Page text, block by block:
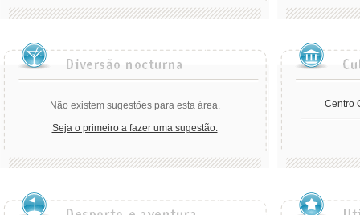
Não existem sugestões para esta área.
Seja o primeiro a fazer uma sugestão.
Centro